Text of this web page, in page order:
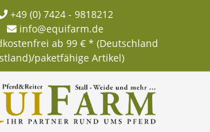
+49 (0) 7424 - 9818212
info@equifarm.de
ab 99 € * (Deutschland
paketfähige Artikel)